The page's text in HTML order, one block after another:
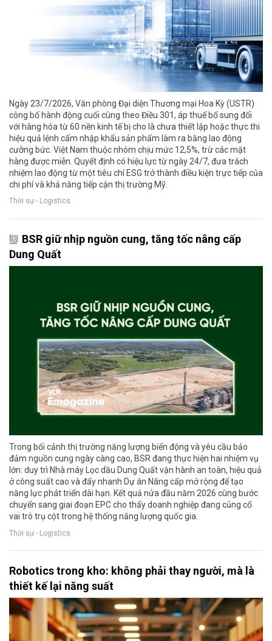
Ngày 23/7/2026, Văn phòng Đại diện Thương mại Hoa Kỳ (USTR)
công bố hành động cuối cùng theo Điều 301, áp thuế bổ sung đối
với hàng hóa từ 60 nền kinh tế bị cho là chưa thiết lập hoặc thực thi
hiệu quả lệnh cấm nhập khẩu sản phẩm làm ra bằng lao động
cưỡng bức. Việt Nam thuộc nhóm chịu mức 12,5%, trừ các mặt
hàng được miễn. Quyết định có hiệu lực từ ngày 24/7, đưa trách
nhiệm lao động từ một tiêu chí ESG trở thành điều kiện trực tiếp của
chi phí và khả năng tiếp cận thị trường Mỹ.
Thời sự - Logistics
BSR giữ nhịp nguồn cung, tăng tốc nâng cấp
Dung Quất
Trong bối cảnh thị trường năng lượng biến động và yêu cầu bảo
đảm nguồn cung ngày càng cao, BSR đang thực hiện hai nhiệm vụ
lớn: duy trì Nhà máy Lọc dầu Dung Quất vận hành an toàn, hiệu quả
ở công suất cao và đẩy nhanh Dự án Nâng cấp mở rộng để tạo
năng lực phát triển dài hạn. Kết quả nửa đầu năm 2026 cùng bước
chuyển sang giai đoạn EPC cho thấy doanh nghiệp đang củng cố
vai trò trụ cột trong hệ thống năng lượng quốc gia.
Thời sự - Logistics
Robotics trong kho: không phải thay người, mà là
thiết kế lại năng suất